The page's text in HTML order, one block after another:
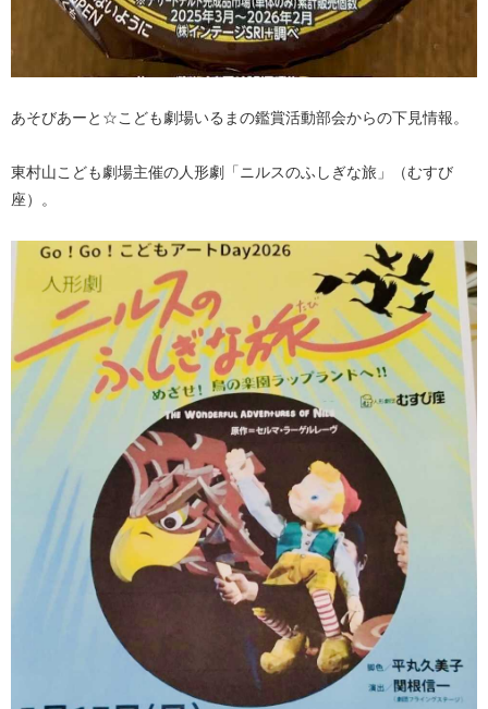
あそびあーと☆こども劇場いるまの鑑賞活動部会からの下見情報。
東村山こども劇場主催の人形劇「ニルスのふしぎな旅」（むすび
座）。